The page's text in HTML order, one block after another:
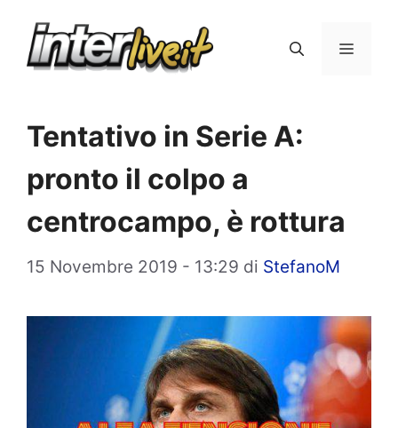
Menu
Tentativo in Serie A:
pronto il colpo a
centrocampo, è rottura
15 Novembre 2019 - 13:29 di StefanoM